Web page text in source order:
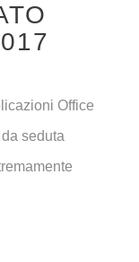
Office
seduta